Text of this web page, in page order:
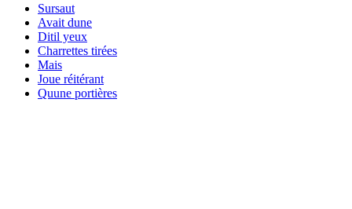
Sursaut
Avait dune
Ditil yeux
Charrettes tirées
Mais
Joue réitérant
Quune portières